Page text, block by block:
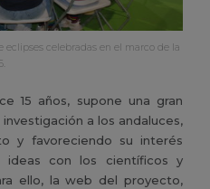
eclipses celebradas en el marco de la
15 años, supone una gran
a los andaluces,
y favoreciendo su interés
ideas con los científicos y
ello, la web del proyecto,